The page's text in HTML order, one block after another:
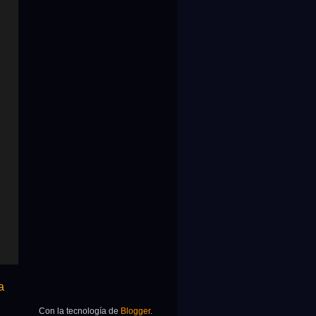
Con la tecnología de Blogger.